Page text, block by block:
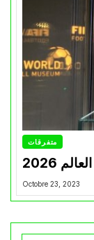
متفرقات
2026
Octobre 23, 2023